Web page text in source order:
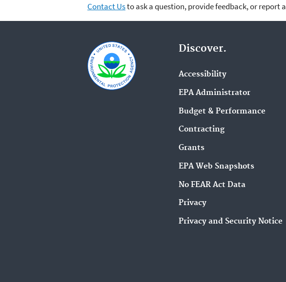
Contact Usto ask a question, provide feedback, or report
Discover.
Accessibility
EPA Administrator
Budget & Performance
Contracting
Grants
EPA Web Snapshots
No FEAR Act Data
Privacy
Privacy and Security Notice